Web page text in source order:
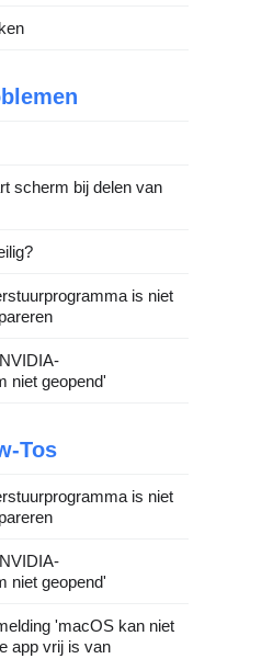
scherm bij delen van
is niet
niet geopend'
Tos
is niet
niet geopend'
'macOS kan niet
app vrij is van